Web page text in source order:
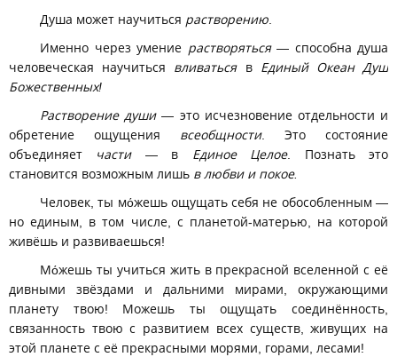
Душа может научиться растворению.
Именно через умение растворяться— способна душа
человеческая научиться вливатьсяв Единый Океан Душ
Божественных!
Растворение души— это исчезновение отдельности и
обретение ощущения всеобщности. Это состояние
объединяет части— в Единое Целое. Познать это
становится возможным лишь в любви и покое.
Человек, ты мόжешь ощущать себя не обособленным —
но единым, в том числе, с планетой-матерью, на которой
живёшь и развиваешься!
Мόжешь ты учиться жить в прекрасной вселенной с её
дивными звёздами и дальними мирами, окружающими
планету твою! Можешь ты ощущать соединённость,
связанность твою с развитием всех существ, живущих на
этой планете с её прекрасными морями, горами, лесами!